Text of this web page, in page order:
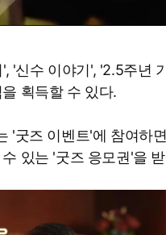
'신수 이야기', '2.5주년
획득할 수 있다.
'굿즈 이벤트'에 참여하
있는 '굿즈 응모권'을